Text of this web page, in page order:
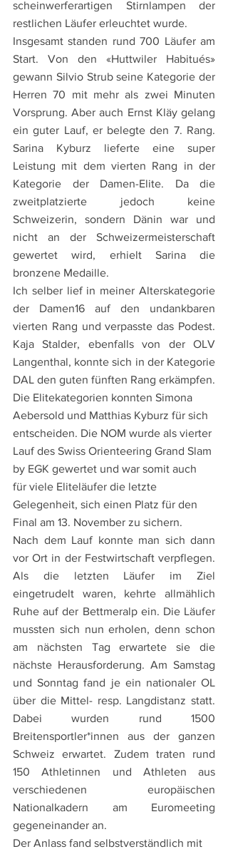
scheinwerferartigen Stirnlampen der
restlichen Läufer erleuchtet wurde.
Insgesamt standen rund 700 Läufer am
Start. Von den «Huttwiler Habitués»
gewann Silvio Strub seine Kategorie der
Herren 70 mit mehr als zwei Minuten
Vorsprung. Aber auch Ernst Kläy gelang
ein guter Lauf, er belegte den 7. Rang.
Sarina Kyburz lieferte eine super
Leistung mit dem vierten Rang in der
Kategorie der Damen-Elite. Da die
zweitplatzierte jedoch keine
Schweizerin, sondern Dänin war und
nicht an der Schweizermeisterschaft
gewertet wird, erhielt Sarina die
bronzene Medaille.
Ich selber lief in meiner Alterskategorie
der Damen16 auf den undankbaren
vierten Rang und verpasste das Podest.
Kaja Stalder, ebenfalls von der OLV
Langenthal, konnte sich in der Kategorie
DAL den guten fünften Rang erkämpfen.
Die Elitekategorien konnten Simona
Aebersold und Matthias Kyburz für sich
entscheiden. Die NOM wurde als vierter
Lauf des Swiss Orienteering Grand Slam
by EGK gewertet und war somit auch
für viele Eliteläufer die letzte
Gelegenheit, sich einen Platz für den
Final am 13. November zu sichern.
Nach dem Lauf konnte man sich dann
vor Ort in der Festwirtschaft verpflegen.
Als die letzten Läufer im Ziel
eingetrudelt waren, kehrte allmählich
Ruhe auf der Bettmeralp ein. Die Läufer
mussten sich nun erholen, denn schon
am nächsten Tag erwartete sie die
nächste Herausforderung. Am Samstag
und Sonntag fand je ein nationaler OL
über die Mittel- resp. Langdistanz statt.
Dabei wurden rund 1500
Breitensportler*innen aus der ganzen
Schweiz erwartet. Zudem traten rund
150 Athletinnen und Athleten aus
verschiedenen europäischen
Nationalkadern am Euromeeting
gegeneinander an.
Der Anlass fand selbstverständlich mit